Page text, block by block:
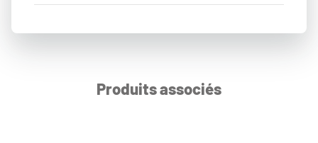
Produits associés